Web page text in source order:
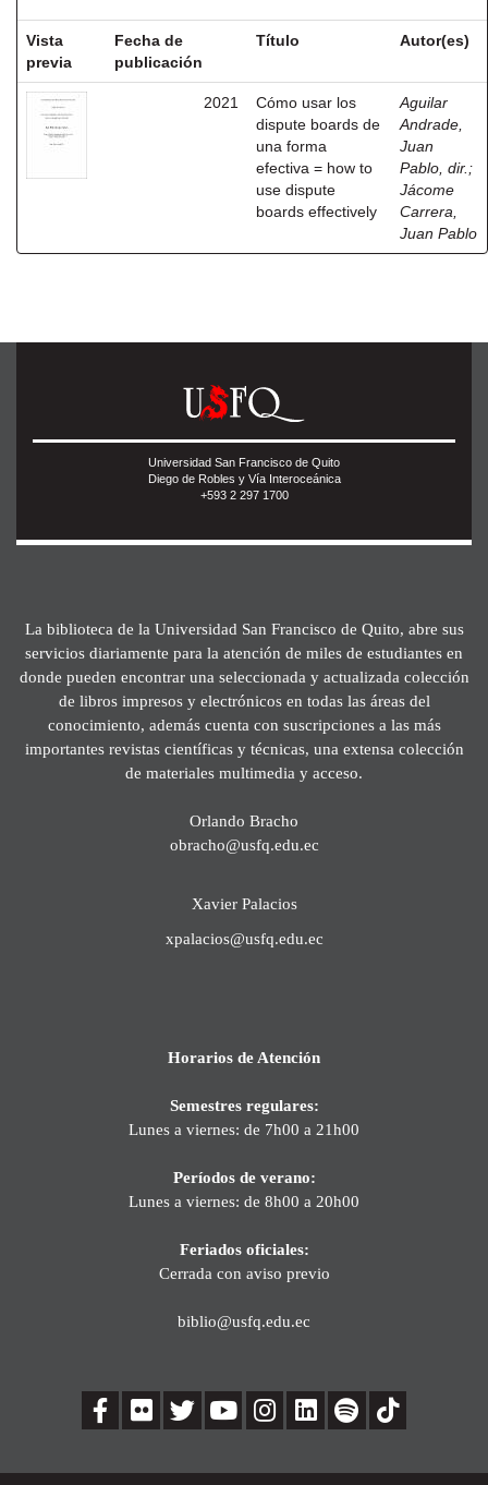
Vista
previa
Fecha de
publicación
Título Autor(es)
2021
Cómo usar los
dispute boards de
una forma
efectiva = how to
use dispute
boards effectively
Aguilar
Andrade,
Juan
Pablo, dir. ;
Jácome
Carrera,
Juan Pablo
Universidad San Francisco de Quito
Diego de Robles y Vía Interoceánica
+593 2 297 1700
La biblioteca de la Universidad San Francisco de Quito, abre sus
servicios diariamente para la atención de miles de estudiantes en
donde pueden encontrar una seleccionada y actualizada colección
de libros impresos y electrónicos en todas las áreas del
conocimiento, además cuenta con suscripciones a las más
importantes revistas científicas y técnicas, una extensa colección
de materiales multimedia y acceso.
Orlando Bracho
obracho@usfq.edu.ec
Xavier Palacios
xpalacios@usfq.edu.ec
Horarios de Atención
Semestres regulares:
Lunes a viernes: de 7h00 a 21h00
Períodos de verano:
Lunes a viernes: de 8h00 a 20h00
Feriados oficiales:
Cerrada con aviso previo
biblio@usfq.edu.ec